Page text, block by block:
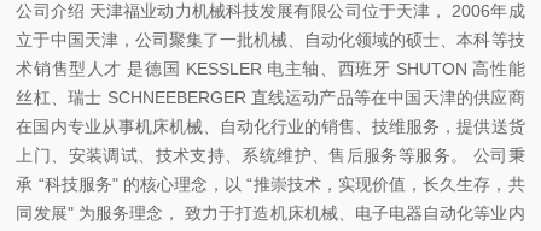
公司介绍 天津福业动力机械科技发展有限公司位于天津， 2006年成
立于中国天津，公司聚集了一批机械、自动化领域的硕士、本科等技
术销售型人才 是德国 KESSLER 电主轴、西班牙 SHUTON 高性能
丝杠、瑞士 SCHNEEBERGER 直线运动产品等在中国天津的供应商
在国内专业从事机床机械、自动化行业的销售、技维服务，提供送货
上门、安装调试、技术支持、系统维护、售后服务等服务。 公司秉
承 “科技服务" 的核心理念，以 “推崇技术，实现价值，长久生存，共
同发展" 为服务理念， 致力于打造机床机械、电子电器自动化等业内